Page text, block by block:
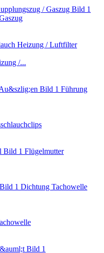
/...
Führung
Flügelmutter
Dichtung Tachowelle